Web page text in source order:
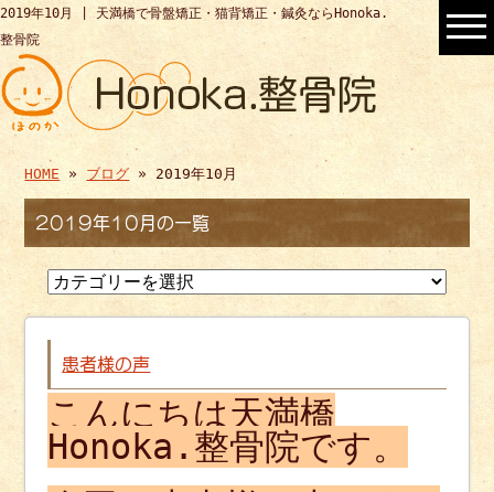
2019年10月 | 天満橋で骨盤矯正・猫背矯正・鍼灸ならHonoka.
整骨院
HOME » ブログ » 2019年10月
2019年10月の一覧
患者様の声
こんにちは天満橋
Honoka.整骨院です。